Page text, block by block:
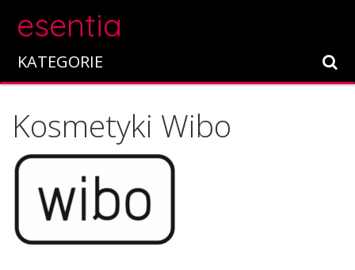
esentia
KATEGORIE
Kosmetyki Wibo